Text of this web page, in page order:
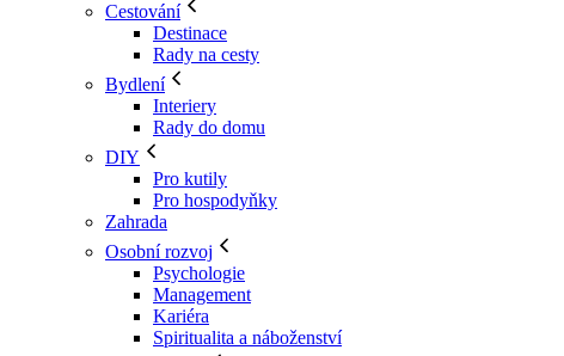
Cestování
Destinace
Rady na cesty
Bydlení
Interiery
Rady do domu
DIY
Pro kutily
Pro hospodyňky
Zahrada
Osobní rozvoj
Psychologie
Management
Kariéra
Spiritualita a náboženství